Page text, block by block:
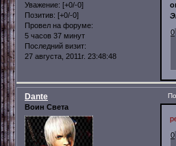
Уважение: [+0/-0]
Позитив: [+0/-0]
Провел на форуме:
5 часов 37 минут
Последний визит:
27 августа, 2011г. 23:48:48
0
Dante
Воин Света
0